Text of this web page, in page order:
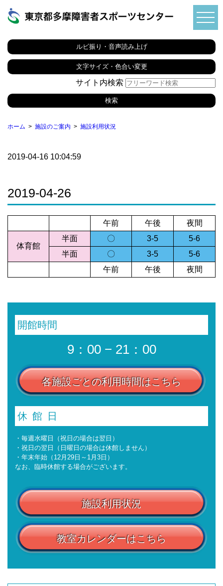
ルビ振り・音声読み上げ
文字サイズ・色合い変更
サイト内検索
ホーム 施設のご案内 施設利用状況
2019-04-16 10:04:59
2019-04-26
午前 午後 夜間
体育館
半面 〇 3-5
5-6
半面
〇 3-5
5-6
午前
午後 夜間
開館時間
9：00 − 21：00
各施設ごとの利用時間はこちら
休館日
・毎週水曜日（祝日の場合は翌日）
・祝日の翌日（日曜日の場合は休館しません）
・年末年始（12月29日～1月3日）
なお、臨時休館する場合がございます。
施設利用状況
教室カレンダーはこちら